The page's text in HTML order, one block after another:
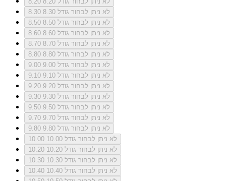
8.30
לא ניתן לבחור גודל 8.30
8.50
לא ניתן לבחור גודל 8.50
8.60
לא ניתן לבחור גודל 8.60
8.70
לא ניתן לבחור גודל 8.70
8.80
לא ניתן לבחור גודל 8.80
9.00
לא ניתן לבחור גודל 9.00
9.10
לא ניתן לבחור גודל 9.10
9.20
לא ניתן לבחור גודל 9.20
9.30
לא ניתן לבחור גודל 9.30
9.50
לא ניתן לבחור גודל 9.50
9.70
לא ניתן לבחור גודל 9.70
9.80
לא ניתן לבחור גודל 9.80
10.00
לא ניתן לבחור גודל 10.00
10.20
לא ניתן לבחור גודל 10.20
10.30
לא ניתן לבחור גודל 10.30
10.40
לא ניתן לבחור גודל 10.40